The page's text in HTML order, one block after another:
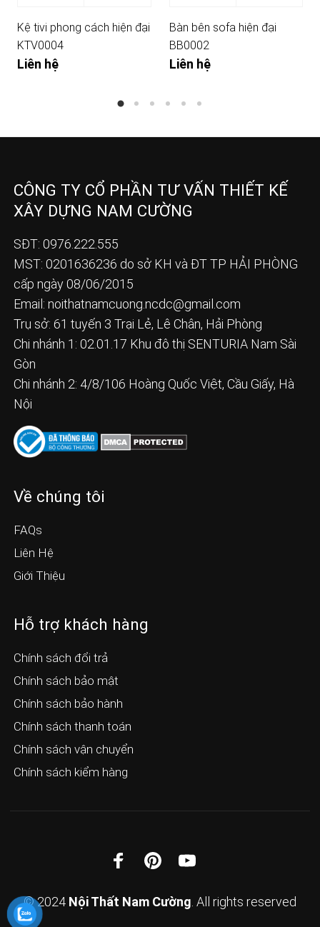
Kệ tivi phong cách hiện đại
KTV0004
Liên hệ
Bàn bên sofa hiện đại
BB0002
Liên hệ
CÔNG TY CỔ PHẦN TƯ VẤN THIẾT KẾ
XÂY DỰNG NAM CƯỜNG
SĐT: 0976.222.555
MST: 0201636236 do sở KH và ĐT TP HẢI PHÒNG
cấp ngày 08/06/2015
Email: noithatnamcuong.ncdc@gmail.com
Trụ sở: 61 tuyến 3 Trại Lẻ, Lê Chân, Hải Phòng
Chi nhánh 1: 02.01.17 Khu đô thị SENTURIA Nam Sài
Gòn
Chi nhánh 2: 4/8/106 Hoàng Quốc Việt, Cầu Giấy, Hà
Nội
Về chúng tôi
FAQs
Liên Hệ
Giới Thiệu
Hỗ trợ khách hàng
Chính sách đổi trả
Chính sách bảo mật
Chính sách bảo hành
Chính sách thanh toán
Chính sách vận chuyển
Chính sách kiểm hàng
© 2024 Nội Thất Nam Cường . All rights reserved